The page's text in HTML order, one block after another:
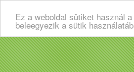
Ez a weboldal sütiket használ
beleegyezik a sütik